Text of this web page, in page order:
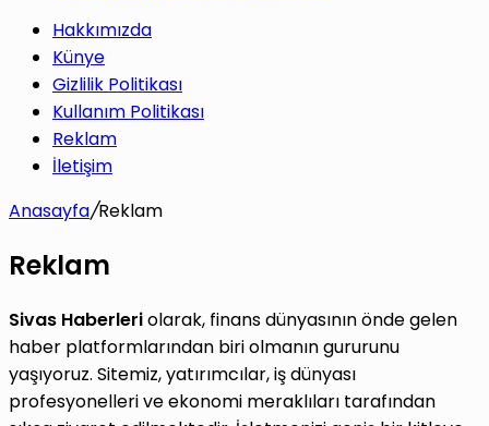
Hakkımızda
Künye
Gizlilik Politikası
Kullanım Politikası
Reklam
İletişim
Anasayfa/Reklam
Reklam
Sivas Haberleriolarak, finans dünyasının önde gelen
haber platformlarından biri olmanın gururunu
yaşıyoruz. Sitemiz, yatırımcılar, iş dünyası
profesyonelleri ve ekonomi meraklıları tarafından